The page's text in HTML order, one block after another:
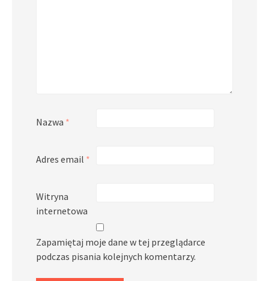
Nazwa *
Adres email *
Witryna
internetowa
Zapamiętaj moje dane w tej przeglądarce
podczas pisania kolejnych komentarzy.